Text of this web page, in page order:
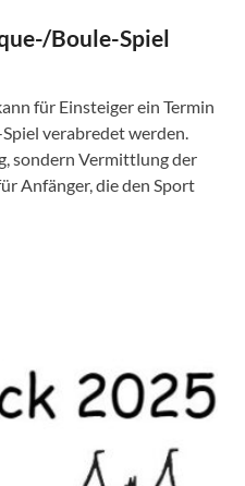
Boule-Spiel
für Einsteiger ein Termin
verabredet werden.
sondern Vermittlung der
Anfänger, die den Sport